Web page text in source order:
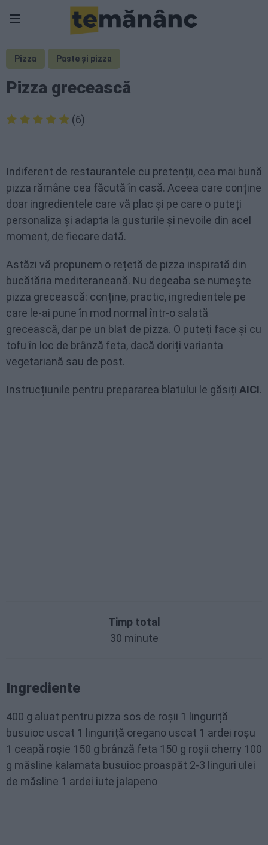
Pizza Paste și pizza
Pizza grecească
(6)
Indiferent de restaurantele cu pretenții, cea mai bună
pizza rămâne cea făcută în casă. Aceea care conține
doar ingredientele care vă plac și pe care o puteți
personaliza și adapta la gusturile și nevoile din acel
moment, de fiecare dată.
Astăzi vă propunem o rețetă de pizza inspirată din
bucătăria mediteraneană. Nu degeaba se numește
pizza grecească: conține, practic, ingredientele pe
care le-ai pune în mod normal într-o salată
grecească, dar pe un blat de pizza. O puteți face și cu
tofu în loc de brânză feta, dacă doriți varianta
vegetariană sau de post.
Instrucțiunile pentru prepararea blatului le găsiți AICI.
Timp total
30 minute
Ingrediente
400 g aluat pentru pizza sos de roșii 1 linguriță
busuioc uscat 1 linguriță oregano uscat 1 ardei roșu
1 ceapă roșie 150 g brânză feta 150 g roșii cherry 100
g măsline kalamata busuioc proaspăt 2-3 linguri ulei
de măsline 1 ardei iute jalapeno